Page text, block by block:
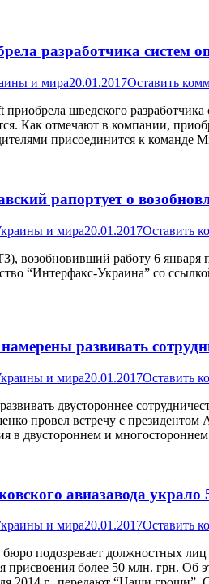
разработчика систем
и мира20.01.2017Оставить
приобрела шведского
Как отмечают в компании,
присоединится к команде
рапортует о
и мира20.01.2017Оставить
возобновивший работу 6
“Интерфакс-Украина” со
развивать
и мира20.01.2017Оставить
двустороннее
провел встречу с президентом
в двустороннем и
авиазавода
и мира20.01.2017Оставить
подозревает должностных
более 50 млн. грн. Об